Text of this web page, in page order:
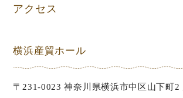
アクセス
横浜産貿ホール
〒231-0023 神奈川県横浜市中区山下町2